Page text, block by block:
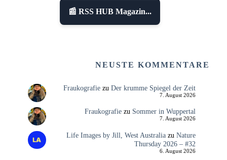
📰 RSS HUB Magazin...
NEUSTE KOMMENTARE
Fraukografiezu Der krumme Spiegel der Zeit
7. August 2026
Fraukografiezu Sommer in Wuppertal
7. August 2026
Life Images by Jill, West Australiazu Nature
Thursday 2026 – #32
6. August 2026